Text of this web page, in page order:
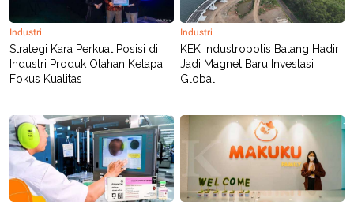
Industri
Strategi Kara Perkuat Posisi di
Industri Produk Olahan Kelapa,
Fokus Kualitas
Industri
KEK Industropolis Batang Hadir
Jadi Magnet Baru Investasi
Global